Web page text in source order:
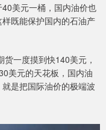
美元一桶，国内油价也
既能保护国内的石油产
一度摸到快140美元，
美元的天花板，国内油
是把国际油价的极端波